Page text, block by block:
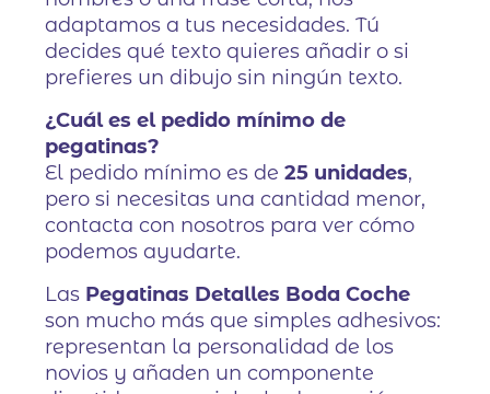
adaptamos a tus necesidades. Tú
decides qué texto quieres añadir o si
prefieres un dibujo sin ningún texto.
¿Cuál es el pedido mínimo de
pegatinas?
El pedido mínimo es de25 unidades,
pero si necesitas una cantidad menor,
contacta con nosotros para ver cómo
podemos ayudarte.
Las Pegatinas Detalles Boda Coche
son mucho más que simples adhesivos:
representan la personalidad de los
novios y añaden un componente